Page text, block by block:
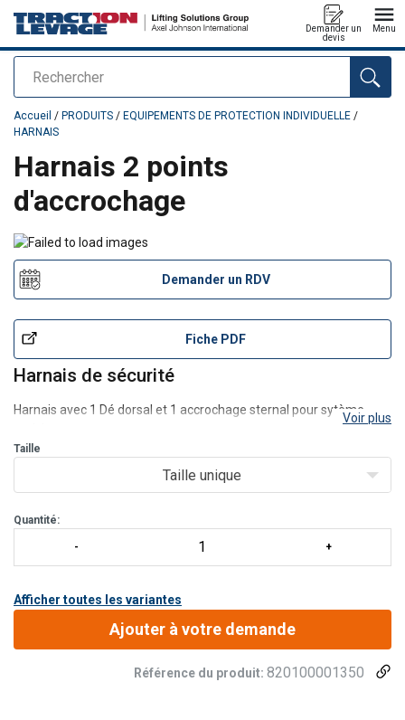
Rechercher
Demander un
devis
Menu
Ajouté au panier
Accueil / PRODUITS / EQUIPEMENTS DE PROTECTION INDIVIDUELLE /
HARNAIS
Harnais 2 points
d'accrochage
Demander un RDV
Fiche PDF
Harnais de sécurité
Harnais avec 1 Dé dorsal et 1 accrochage sternal pour sytème
Voir plus
Taille
Taille unique
Quantité:
Afficher toutes les variantes
Ajouter à votre demande
Référence du produit: 820100001350